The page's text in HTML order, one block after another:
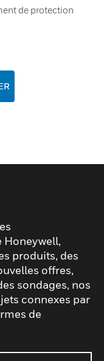
de protection
Honeywell,
produits, des
offres,
sondages, nos
connexes par
de